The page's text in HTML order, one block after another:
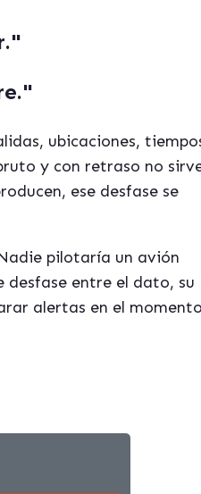
ubicaciones,
y con retraso no
ese desfase se
pilotaría un avión
desfase entre el dato, su
alertas en el